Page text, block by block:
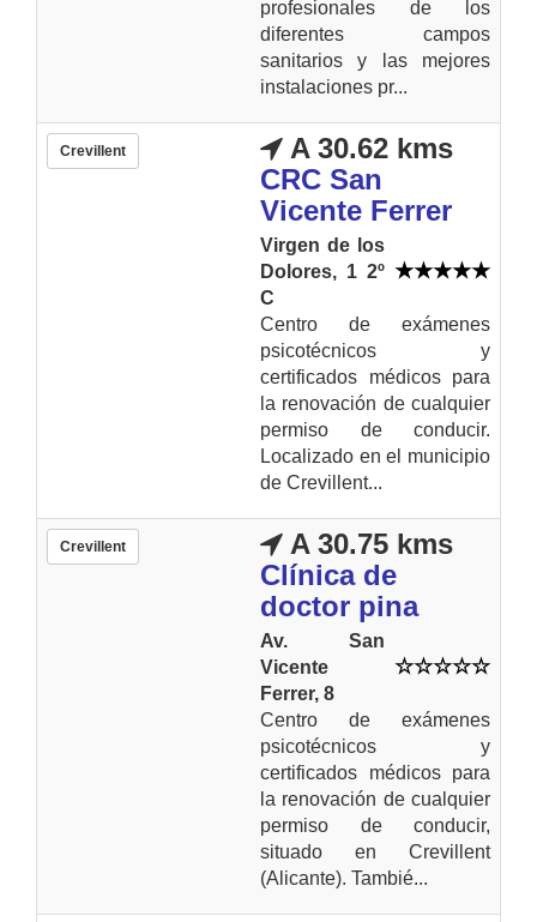
profesionales de los
diferentes campos
sanitarios y las mejores
instalaciones pr...
Crevillent
A 30.62 kms
CRC San
Vicente Ferrer
Virgen de los
Dolores, 1 2º
C
Centro de exámenes
psicotécnicos y
certificados médicos para
la renovación de cualquier
permiso de conducir.
Localizado en el municipio
de Crevillent...
Crevillent
A 30.75 kms
Clínica de
doctor pina
Av. San
Vicente
Ferrer, 8
Centro de exámenes
psicotécnicos y
certificados médicos para
la renovación de cualquier
permiso de conducir,
situado en Crevillent
(Alicante). Tambié...